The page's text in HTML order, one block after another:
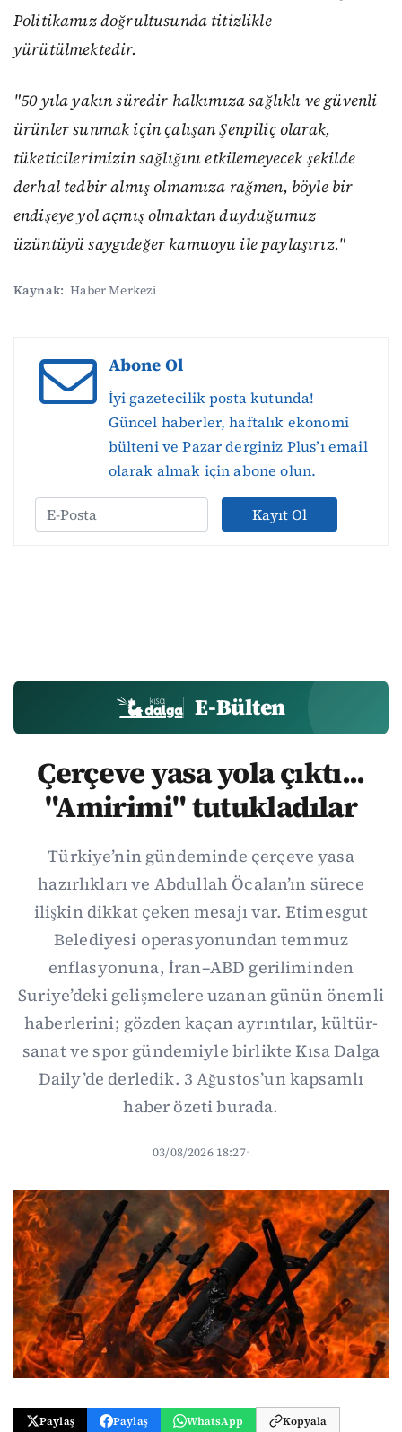
Politikamız doğrultusunda titizlikle
yürütülmektedir.
"50 yıla yakın süredir halkımıza sağlıklı ve güvenli
ürünler sunmak için çalışan Şenpiliç olarak,
tüketicilerimizin sağlığını etkilemeyecek şekilde
derhal tedbir almış olmamıza rağmen, böyle bir
endişeye yol açmış olmaktan duyduğumuz
üzüntüyü saygıdeğer kamuoyu ile paylaşırız."
Kaynak: Haber Merkezi
Abone Ol
İyi gazetecilik posta kutunda!
Güncel haberler, haftalık ekonomi
bülteni ve Pazar derginiz Plus’ı email
olarak almak için abone olun.
Kayıt Ol
E-Bülten
Çerçeve yasa yola çıktı...
"Amirimi" tutukladılar
Türkiye’nin gündeminde çerçeve yasa
hazırlıkları ve Abdullah Öcalan’ın sürece
ilişkin dikkat çeken mesajı var. Etimesgut
Belediyesi operasyonundan temmuz
enflasyonuna, İran–ABD geriliminden
Suriye’deki gelişmelere uzanan günün önemli
haberlerini; gözden kaçan ayrıntılar, kültür-
sanat ve spor gündemiyle birlikte Kısa Dalga
Daily’de derledik. 3 Ağustos’un kapsamlı
haber özeti burada.
03/08/2026 18:27·
Paylaş Paylaş WhatsApp Kopyala